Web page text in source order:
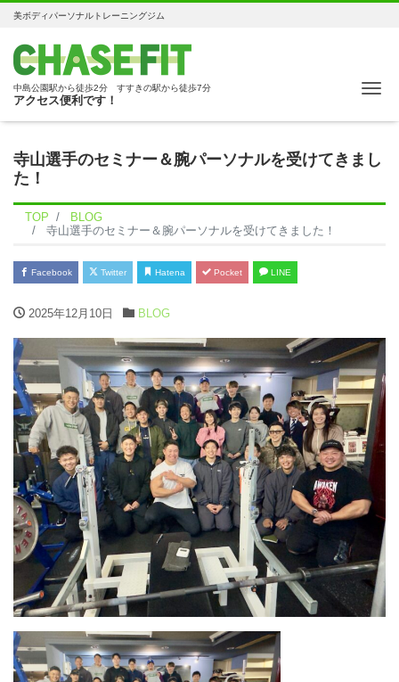
美ボディパーソナルトレーニングジム
中島公園駅から徒歩2分 すすきの駅から徒歩7分
アクセス便利です！
寺山選手のセミナー＆腕パーソナルを受けてきまし
た！
TOP
BLOG
寺山選手のセミナー＆腕パーソナルを受けてきました！
Facebook Twitter Hatena Pocket LINE
2025年12月10日 BLOG